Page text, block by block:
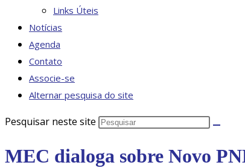
Links Úteis
Notícias
Agenda
Contato
Associe-se
Alternar pesquisa do site
Pesquisar neste site
MEC dialoga sobre Novo